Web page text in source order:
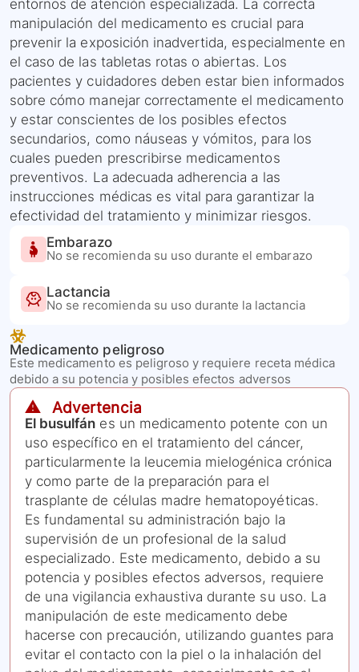
entornos de atención especializada. La correcta
manipulación del medicamento es crucial para
prevenir la exposición inadvertida, especialmente en
el caso de las tabletas rotas o abiertas. Los
pacientes y cuidadores deben estar bien informados
sobre cómo manejar correctamente el medicamento
y estar conscientes de los posibles efectos
secundarios, como náuseas y vómitos, para los
cuales pueden prescribirse medicamentos
preventivos. La adecuada adherencia a las
instrucciones médicas es vital para garantizar la
efectividad del tratamiento y minimizar riesgos.
Embarazo
No se recomienda su uso durante el embarazo
Lactancia
No se recomienda su uso durante la lactancia
Medicamento peligroso
Este medicamento es peligroso y requiere receta médica
debido a su potencia y posibles efectos adversos
⚠️ Advertencia
El busulfán es un medicamento potente con un
uso específico en el tratamiento del cáncer,
particularmente la leucemia mielogénica crónica
y como parte de la preparación para el
trasplante de células madre hematopoyéticas.
Es fundamental su administración bajo la
supervisión de un profesional de la salud
especializado. Este medicamento, debido a su
potencia y posibles efectos adversos, requiere
de una vigilancia exhaustiva durante su uso. La
manipulación de este medicamento debe
hacerse con precaución, utilizando guantes para
evitar el contacto con la piel o la inhalación del